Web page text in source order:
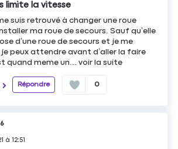
limite la vitesse
suis retrouvé à changer une roue
ma roue de secours. Sauf qu’elle
d’une roue de secours et je me
peux attendre avant d’aller la faire
quand meme un...voir la suite
Répondre 0
à12:51